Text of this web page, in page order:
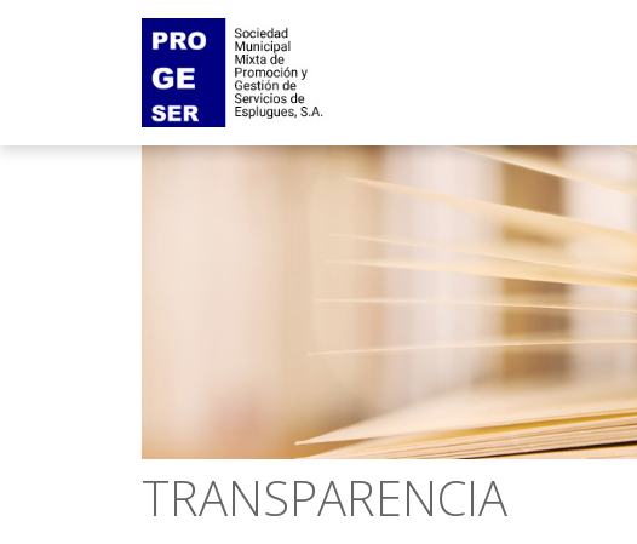
TRANSPARENCIA